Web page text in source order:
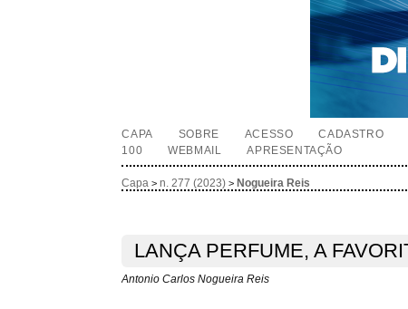
CAPA SOBRE ACESSO CADASTRO
100
WEBMAIL APRESENTAÇÃO
Capa >n. 277 (2023) > Nogueira Reis
LANÇA PERFUME, A
Antonio Carlos Nogueira Reis